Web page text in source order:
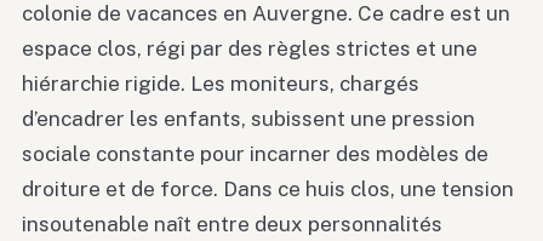
colonie de vacances en Auvergne. Ce cadre est un
espace clos, régi par des règles strictes et une
hiérarchie rigide. Les moniteurs, chargés
d’encadrer les enfants, subissent une pression
sociale constante pour incarner des modèles de
droiture et de force. Dans ce huis clos, une tension
insoutenable naît entre deux personnalités